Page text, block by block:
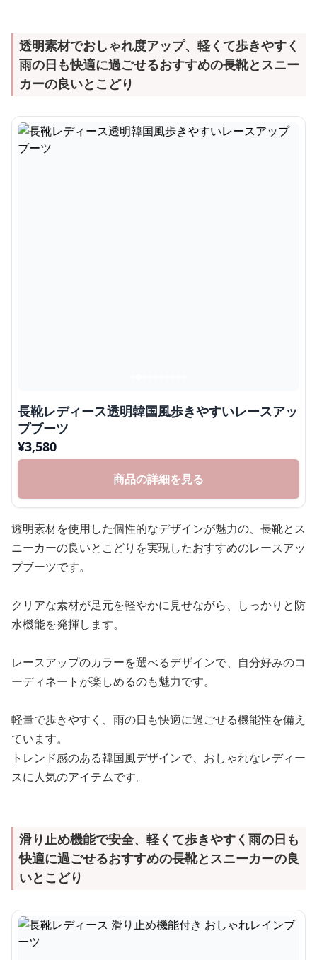
透明素材でおしゃれ度アップ、軽くて歩きやすく
雨の日も快適に過ごせるおすすめの長靴とスニー
カーの良いとこどり
長靴レディース透明韓国風歩きやすいレースアッ
プブーツ
¥3,580
商品の詳細を見る
透明素材を使用した個性的なデザインが魅力の、長靴とス
ニーカーの良いとこどりを実現したおすすめのレースアッ
プブーツです。
クリアな素材が足元を軽やかに見せながら、しっかりと防
水機能を発揮します。
レースアップのカラーを選べるデザインで、自分好みのコ
ーディネートが楽しめるのも魅力です。
軽量で歩きやすく、雨の日も快適に過ごせる機能性を備え
ています。
トレンド感のある韓国風デザインで、おしゃれなレディー
スに人気のアイテムです。
滑り止め機能で安全、軽くて歩きやすく雨の日も
快適に過ごせるおすすめの長靴とスニーカーの良
いとこどり